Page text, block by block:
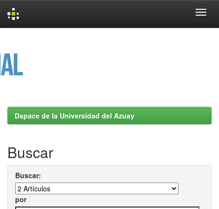
Dspace de la Universidad del Azuay
Buscar
Buscar:
por